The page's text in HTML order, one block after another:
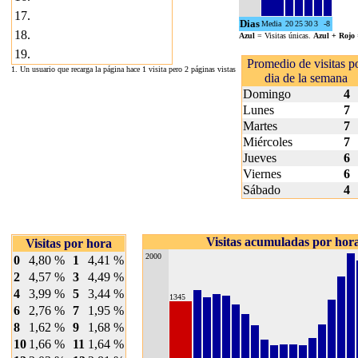
17.
18.
19.
1. Un usuario que recarga la página hace 1 visita pero 2 páginas vistas
DiasMedia 2025303
-8
Azul = Visitas únicas. Azul + Rojo
Promedio de visitas
dia de la semana
Domingo
4
Lunes
7
Martes
7
Miércoles
7
Jueves
6
Viernes
6
Sábado
4
Visitas por hora
0
4,80 % 1
4,41 %
2
4,57 % 3
4,49 %
4
3,99 % 5
3,44 %
6
2,76 % 7
1,95 %
8
1,62 % 9
1,68 %
10 1,66 % 11 1,64 %
Visitas acumuladas por
2000
1345